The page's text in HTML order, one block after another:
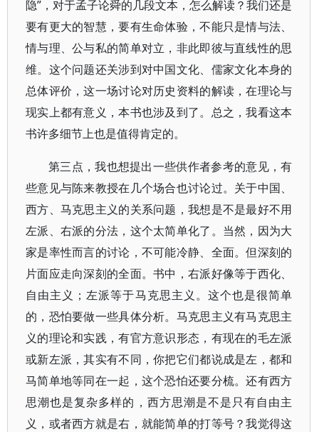
隐”，对于孟子论舜的几段文本，怎么解读？我们还是
要有更大的智慧，要有生命体验，不能只是情与法、
情与理、公与私的简单对立，非此即彼与直线性的思
维。这个问题还关涉到对中国文化、儒家文化本身的
总体评价，这一场讨论对历史资料的解读，在理论与
现实上都有意义，本书也涉及到了。总之，我看这本
书许多细节上也是值得肯定的。
第三点，我也想提出一些供作者参考的意见，有
些意见与陈来教授在几个场合也讨论过。关于中国、
西方、马克思主义的关系问题，我想是不是最好不用
左派、右派的分法，这个太简单化了。当然，因为大
家是率性而言的讨论，不可能冷静、全面。但深刻的
片面应走向深刻的全面。书中，右派好像等于西化、
自由主义；左派等于马克思主义。这个也是很简单
的，恐怕要做一些具体分析。马克思主义有马克思主
义的理论和实践，有官方意识形态，有现在的毛左派
或新左派，其实有不同，你把它们都说成是左，都和
马简单地等同在一起，这个恐怕还要分梳。还有西方
思潮也是复杂多样的，西方思潮是不是只有自由主
义，或者西方就是右，就能简单的打等号？我觉得这